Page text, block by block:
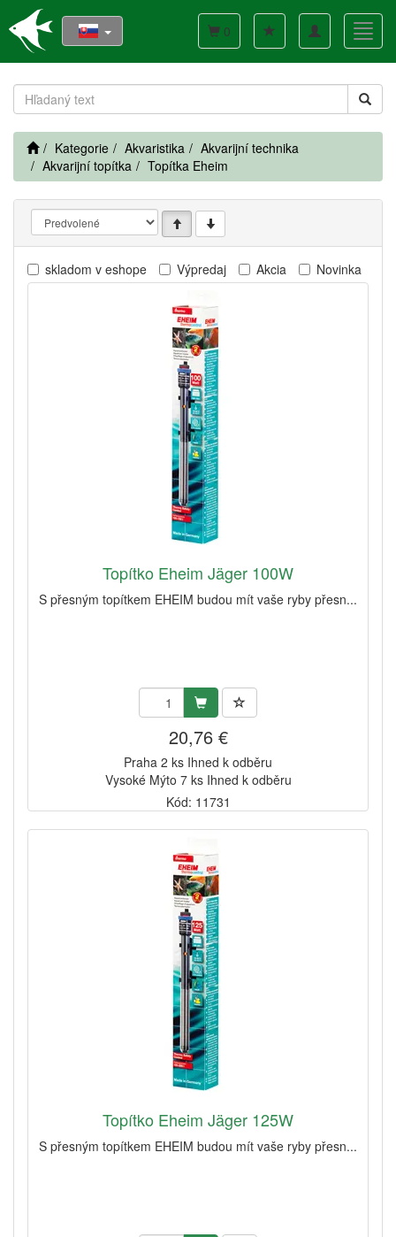
Toggle
navigation
0
Kategorie Akvaristika
Akvarijní technika
Akvarijní topítka
Topítka Eheim
skladom v eshope Výpredaj Akcia Novinka
Topítko Eheim Jäger 100W
S přesným topítkem EHEIM budou mít vaše ryby přesn...
20,76 €
Praha 2 ks Ihned k odběru
Vysoké Mýto 7 ks Ihned k odběru
Kód: 11731
Topítko Eheim Jäger 125W
S přesným topítkem EHEIM budou mít vaše ryby přesn...